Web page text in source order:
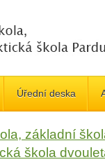
Úřední deska
základní
škola